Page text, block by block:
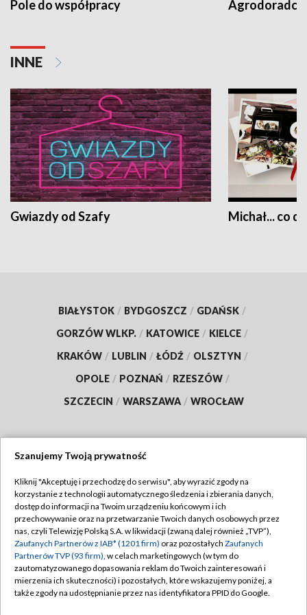
Pole do współpracy Agrodoradcy
INNE
Gwiazdy od Szafy Michał... co
BIAŁYSTOK / BYDGOSZCZ / GDAŃSK /
GORZÓW WLKP. / KATOWICE / KIELCE /
KRAKÓW / LUBLIN / ŁÓDŹ / OLSZTYN /
OPOLE / POZNAŃ / RZESZÓW /
SZCZECIN / WARSZAWA / WROCŁAW
TVP
Abonament TVP
Emisja w TVP
Centrum informacji TVP
Naziemna Telewizja Cyfrowa
Regulamin TVP
Polityka prywatności
Moje zgody
Pomoc
Szanujemy Twoją prywatność
Kliknij "Akceptuję i przechodzę do serwisu", aby wyrazić zgody na
korzystanie z technologii automatycznego śledzenia i zbierania danych,
dostęp do informacji na Twoim urządzeniu końcowym i ich
przechowywanie oraz na przetwarzanie Twoich danych osobowych przez
nas, czyli Telewizję Polską S.A. w likwidacji (zwaną dalej również „TVP”),
Zaufanych Partnerów z IAB* (1201 firm) oraz pozostałych Zaufanych
Partnerów TVP (93 firm), w celach marketingowych (w tym do
zautomatyzowanego dopasowania reklam do Twoich zainteresowań i
mierzenia ich skuteczności) i pozostałych, które wskazujemy poniżej, a
także zgody na udostępnianie przez nas identyfikatora PPID do Google.